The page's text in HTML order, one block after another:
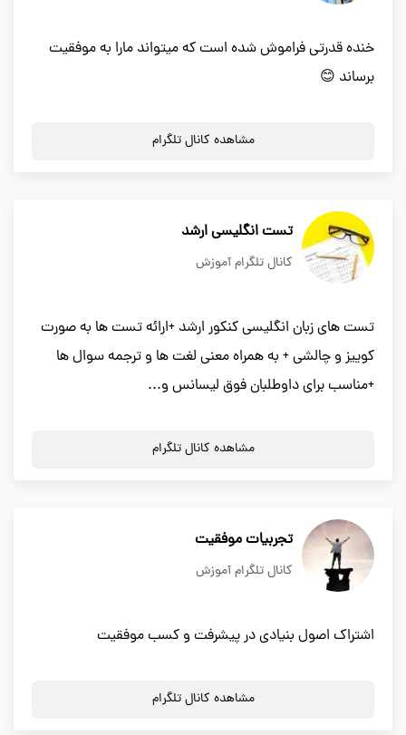
خنده قدرتی فراموش شده است که میتواند مارا به موفقیت
برساند 😊
مشاهده کانال تلگرام
تست انگلیسی ارشد
کانال تلگرام آموزش
تست های زبان انگلیسی کنکور ارشد +ارائه تست ها به صورت
کوییز و چالشی + به همراه معنی لغت ها و ترجمه سوال ها
+مناسب برای داوطلبان فوق لیسانس و...
مشاهده کانال تلگرام
تجربیات موفقیت
کانال تلگرام آموزش
اشتراک اصول بنیادی در پیشرفت و کسب موفقیت
مشاهده کانال تلگرام